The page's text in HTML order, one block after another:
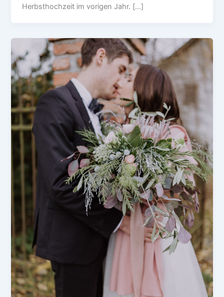
Herbsthochzeit im vorigen Jahr. […]